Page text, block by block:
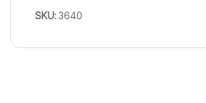
SKU:3640